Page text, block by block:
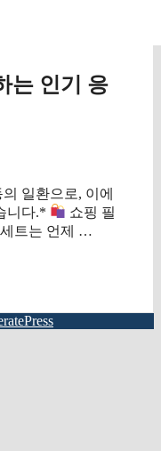
는 인기 응
일환으로, 이에
니다.*
쇼핑 필
트는 언제 …